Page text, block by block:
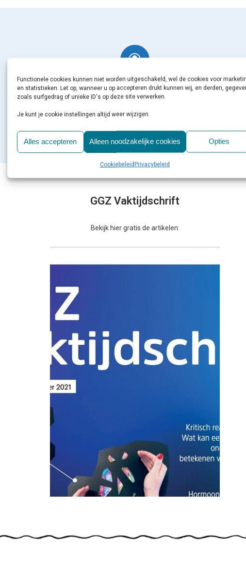
Functionele cookies kunnen niet worden uitgeschakeld, wel de cookies voor
en statistieken. Let op, wanneer u op accepteren drukt kunnen wij, en derden,
zoals surfgedrag of unieke ID's op deze site verwerken.
Je kunt je cookie instellingen altijd weer wijzigen.
Alles accepteren Alleen noodzakelijke cookies Opties
Cookiebeleid Privacybeleid
Vacatures
GGZ Vaktijdschrift
Bekijk hier gratis de artikelen: